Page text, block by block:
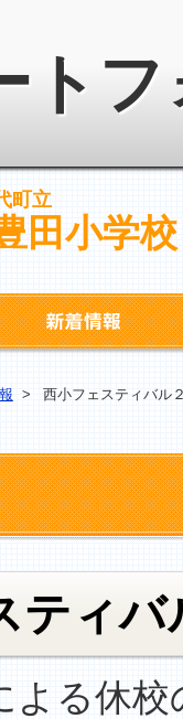
ト
町立
田小学校
概要
> 西小フェスティバル
ティ
る休校